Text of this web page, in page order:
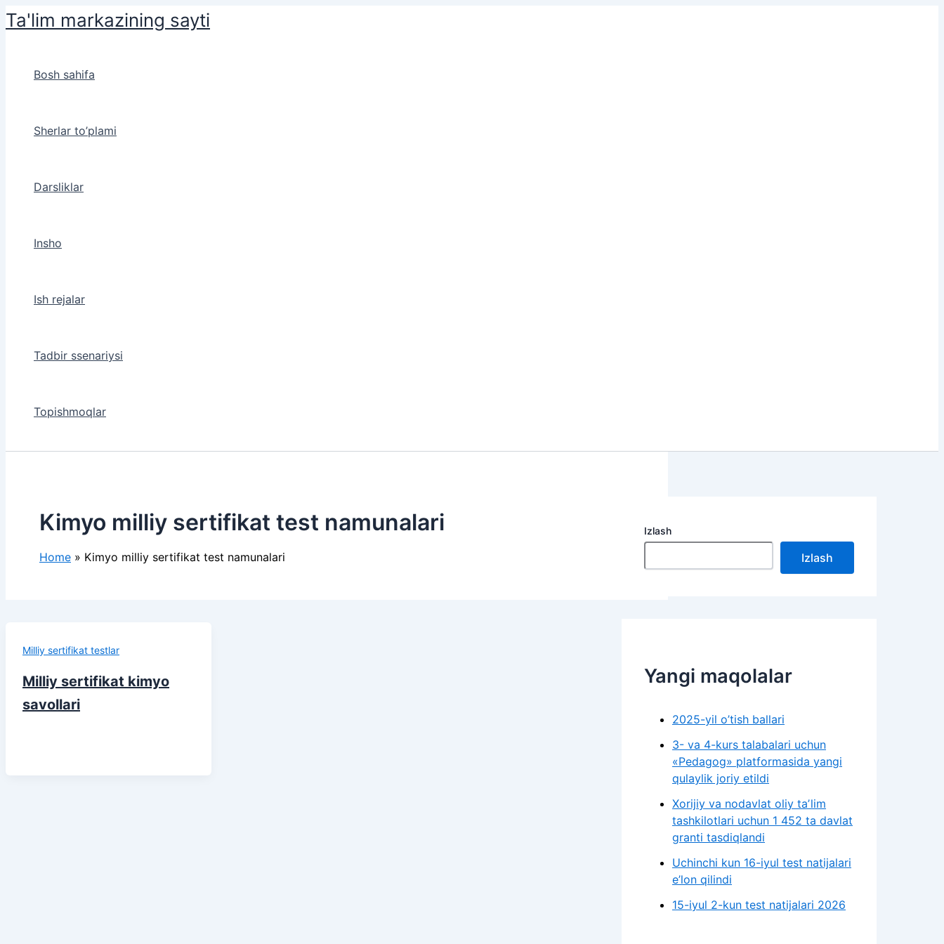
Skip
to
Ta'lim markazining sayti
Bosh sahifa
Sherlar to’plami
Darsliklar
Insho
Ish rejalar
Tadbir ssenariysi
Topishmoqlar
Kimyo milliy sertifikat test namunalari
Home Kimyo milliy sertifikat test namunalari
Milliy sertifikat testlar
Milliy sertifikat kimyo
savollari
Izlash
Izlash
Yangi maqolalar
2025-yil o’tish ballari
3- va 4-kurs talabalari uchun
«Pedagog» platformasida yangi
qulaylik joriy etildi
Xorijiy va nodavlat oliy taʼlim
tashkilotlari uchun 1 452 ta davlat
granti tasdiqlandi
Uchinchi kun 16-iyul test natijalari
e’lon qilindi
15-iyul 2-kun test natijalari 2026